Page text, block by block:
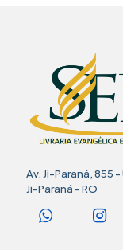
Av. Ji-Paraná, 855 -
Ji-Paraná - RO